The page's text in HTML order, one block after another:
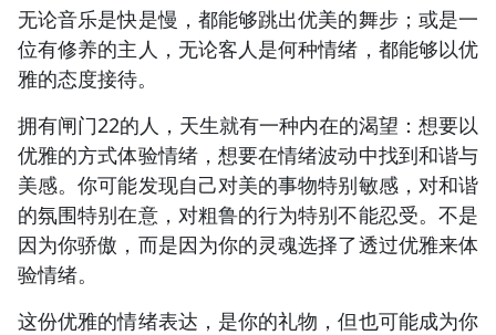
无论音乐是快是慢，都能够跳出优美的舞步；或是一
位有修养的主人，无论客人是何种情绪，都能够以优
雅的态度接待。
拥有闸门22的人，天生就有一种内在的渴望：想要以
优雅的方式体验情绪，想要在情绪波动中找到和谐与
美感。你可能发现自己对美的事物特别敏感，对和谐
的氛围特别在意，对粗鲁的行为特别不能忍受。不是
因为你骄傲，而是因为你的灵魂选择了透过优雅来体
验情绪。
这份优雅的情绪表达，是你的礼物，但也可能成为你